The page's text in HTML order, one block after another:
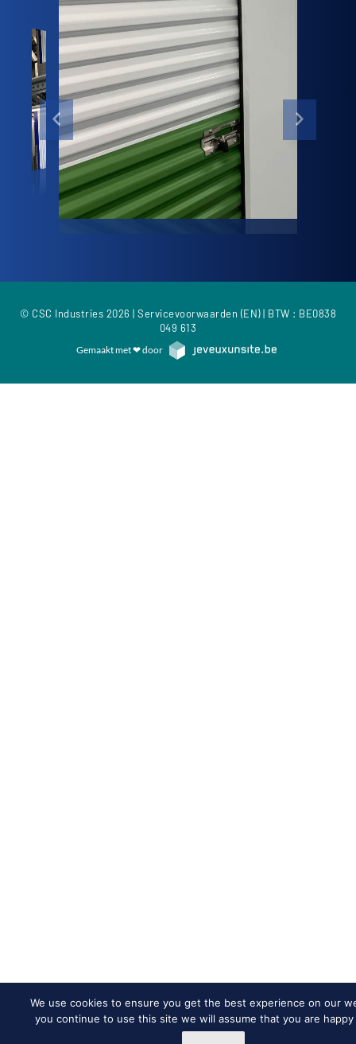
© CSC Industries 2026 | Servicevoorwaarden (EN)| BTW : BE0838
049 613
Gemaakt met ❤ door
We use cookies to ensure you get the best experience on our
you continue to use this site we will assume that you are